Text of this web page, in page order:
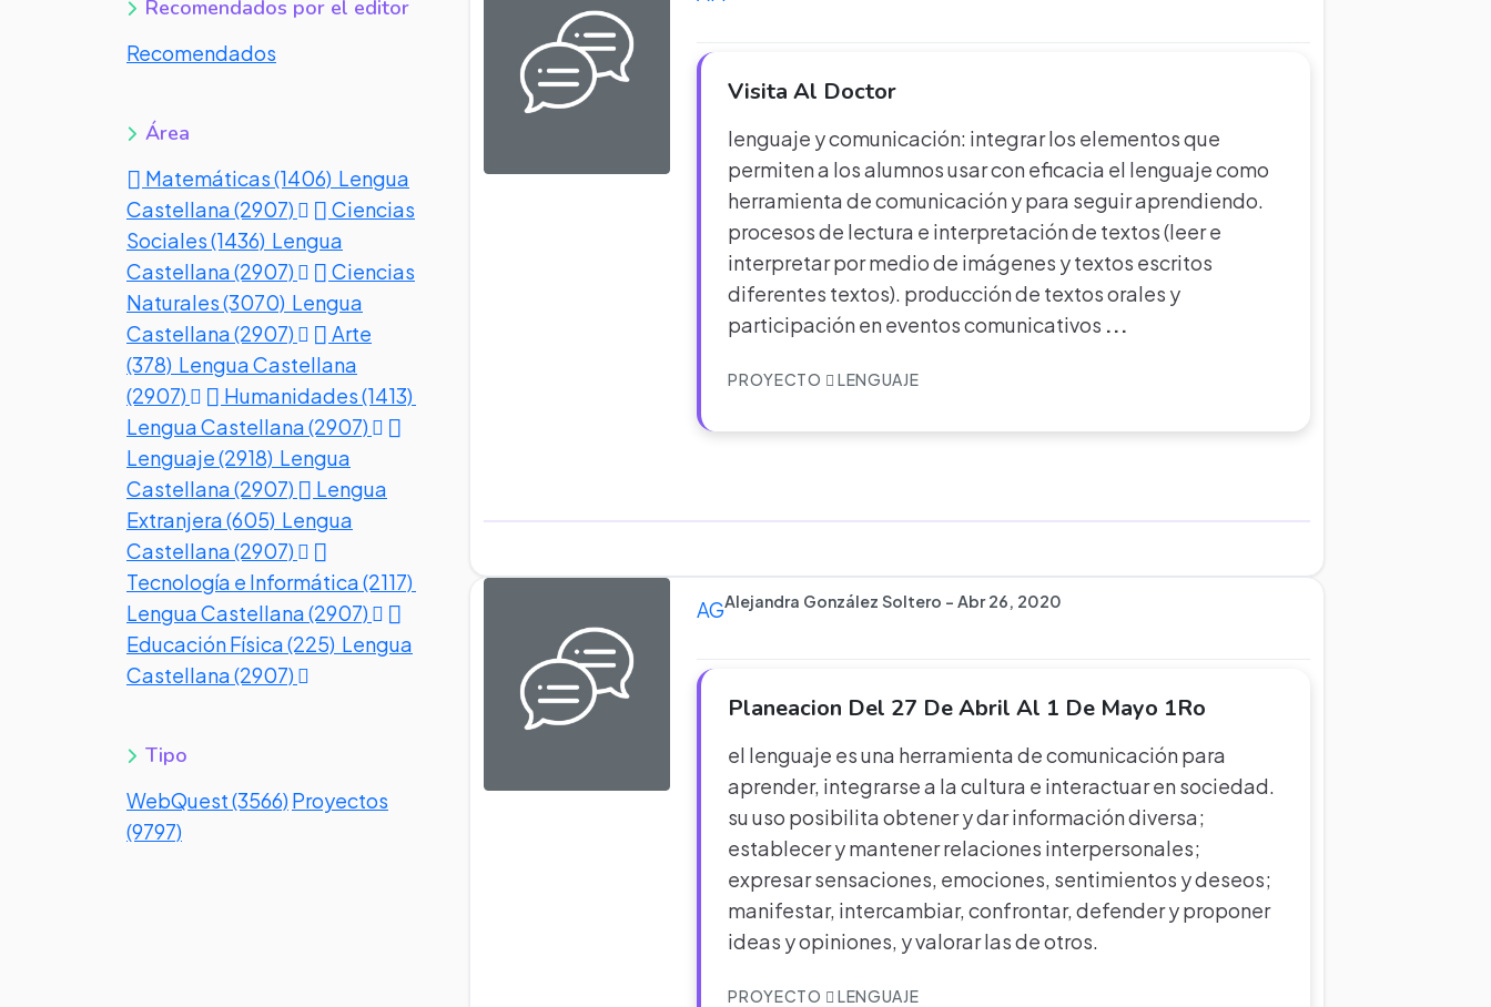
Recomendados por el editor
Recomendados
Área
Matemáticas (1406) Lengua
Castellana (2907)
Ciencias
Sociales (1436) Lengua
Castellana (2907)
Ciencias
Naturales (3070) Lengua
Castellana (2907)
Arte
(378) Lengua Castellana
(2907)
Humanidades (1413)
Lengua Castellana (2907)
Lenguaje (2918) Lengua
Castellana (2907)
Lengua
Extranjera (605) Lengua
Castellana (2907)
Tecnología e Informática (2117)
Lengua Castellana (2907)
Educación Física (225) Lengua
Castellana (2907)
Tipo
WebQuest (3566) Proyectos
(9797)
Visita Al Doctor
lenguaje y comunicación: integrar los elementos que
permiten a los alumnos usar con eficacia el lenguaje como
herramienta de comunicación y para seguir aprendiendo.
procesos de lectura e interpretación de textos (leer e
interpretar por medio de imágenes y textos escritos
diferentes textos). producción de textos orales y
participación en eventos comunicativos ...
PROYECTO LENGUAJE
AGAlejandra González Soltero - Abr 26, 2020
Planeacion Del 27 De Abril Al 1 De Mayo 1Ro
el lenguaje es una herramienta de comunicación para
aprender, integrarse a la cultura e interactuar en sociedad.
su uso posibilita obtener y dar información diversa;
establecer y mantener relaciones interpersonales;
expresar sensaciones, emociones, sentimientos y deseos;
manifestar, intercambiar, confrontar, defender y proponer
ideas y opiniones, y valorar las de otros.
PROYECTO LENGUAJE